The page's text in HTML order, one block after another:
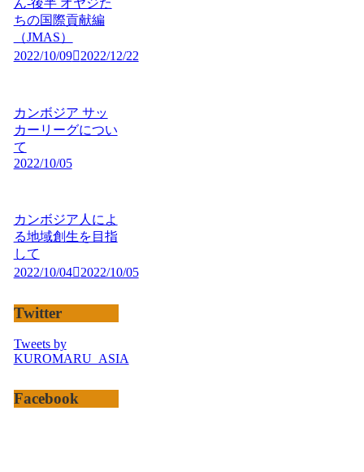
ん-後半 オヤジた
ちの国際貢献編
（JMAS）
2022/10/09
2022/12/22
カンボジア サッ
カーリーグについ
て
2022/10/05
カンボジア人によ
る地域創生を目指
して
2022/10/04
2022/10/05
Twitter
Tweets by
KUROMARU_ASIA
Facebook